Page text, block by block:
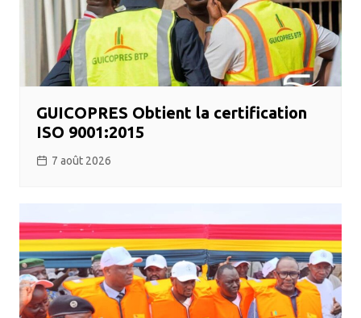
GUICOPRES Obtient la certification
ISO 9001:2015
7 août 2026